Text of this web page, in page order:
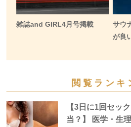
雑誌and GIRL4月号掲載
サウ
が良
閲覧ランキ
【3日に1回セッ
当？】 医学・生